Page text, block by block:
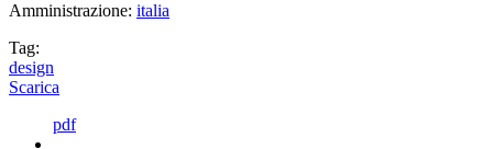
Amministrazione: italia
Tag:
design
Scarica
pdf